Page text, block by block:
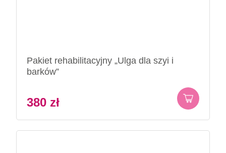
Pakiet rehabilitacyjny „Ulga dla szyi i
barków”
380 zł